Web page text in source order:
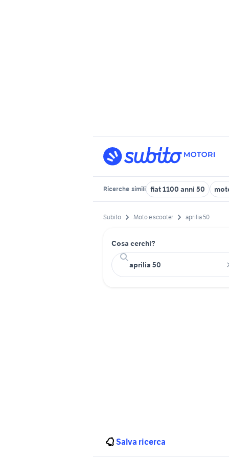
Ricerche simili fiat 1100 anni 50
Subito Moto e scooter aprilia 50
Cosa cerchi?
Salva ricerca